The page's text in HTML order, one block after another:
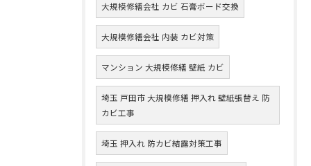
大規模修繕会社 カビ 石膏ボード交換
大規模修繕会社 内装 カビ対策
マンション 大規模修繕 壁紙 カビ
埼玉 戸田市 大規模修繕 押入れ 壁紙張替え 防
カビ工事
埼玉 押入れ 防カビ結露対策工事